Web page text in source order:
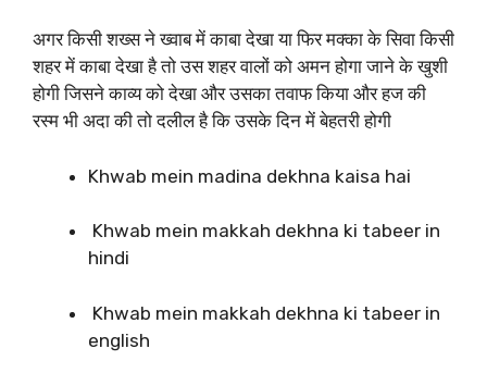
अगर किसी शख्स ने ख्वाब में काबा देखा या फिर मक्का के सिवा किसी
शहर में काबा देखा है तो उस शहर वालों को अमन होगा जाने के खुशी
होगी जिसने काव्य को देखा और उसका तवाफ किया और हज की
रस्म भी अदा की तो दलील है कि उसके दिन में बेहतरी होगी
Khwab mein madina dekhna kaisa hai
Khwab mein makkah dekhna ki tabeer in
hindi
Khwab mein makkah dekhna ki tabeer in
english